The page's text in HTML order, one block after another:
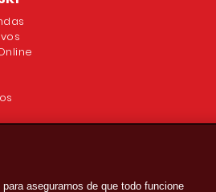
asegurarnos de que todo funcione